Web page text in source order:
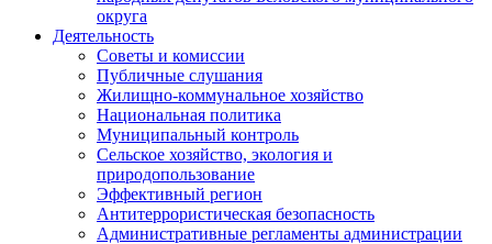
округа
Деятельность
Советы и комиссии
Публичные слушания
Жилищно-коммунальное хозяйство
Национальная политика
Муниципальный контроль
Сельское хозяйство, экология и
природопользование
Эффективный регион
Антитеррористическая безопасность
Административные регламенты администрации